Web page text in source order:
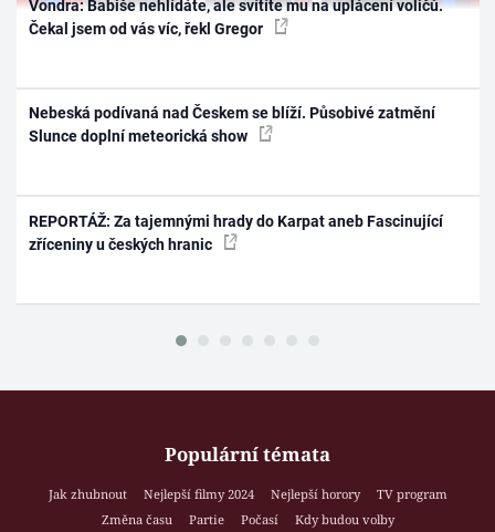
Vondra: Babiše nehlídáte, ale svítíte mu na uplácení voličů.
Čekal jsem od vás víc, řekl Gregor
Nebeská podívaná nad Českem se blíží. Působivé zatmění
Slunce doplní meteorická show
REPORTÁŽ: Za tajemnými hrady do Karpat aneb Fascinující
zříceniny u českých hranic
Populární témata
Jak zhubnout Nejlepší filmy 2024 Nejlepší horory
TV program
Změna času
Partie Počasí
Kdy budou volby